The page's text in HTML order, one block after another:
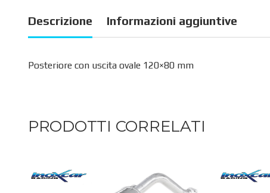
Descrizione Informazioni aggiuntive
Posteriore con uscita ovale 120×80 mm
PRODOTTI CORRELATI